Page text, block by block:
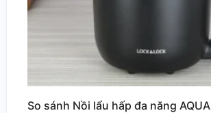
So sánh Nồi lẩu hấp đa năng